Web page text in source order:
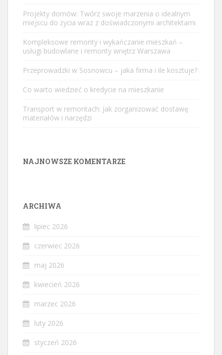
Projekty domów: Twórz swoje marzenia o idealnym
miejscu do życia wraz z doświadczonymi architektami
Kompleksowe remonty i wykańczanie mieszkań –
usługi budowlane i remonty wnętrz Warszawa
Przeprowadzki w Sosnowcu – jaka firma i ile kosztuje?
Co warto wiedzieć o kredycie na mieszkanie
Transport w remontach: Jak zorganizować dostawę
materiałów i narzędzi
NAJNOWSZE KOMENTARZE
ARCHIWA
lipiec 2026
czerwiec 2026
maj 2026
kwiecień 2026
marzec 2026
luty 2026
styczeń 2026